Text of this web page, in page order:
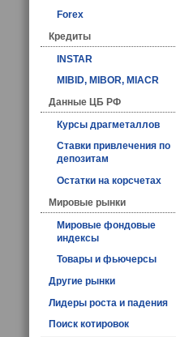
Forex
Кредиты
INSTAR
MIBID, MIBOR, MIACR
Данные ЦБ РФ
Курсы драгметаллов
Ставки привлечения по
депозитам
Остатки на корсчетах
Мировые рынки
Мировые фондовые
индексы
Товары и фьючерсы
Другие рынки
Лидеры роста и падения
Поиск котировок